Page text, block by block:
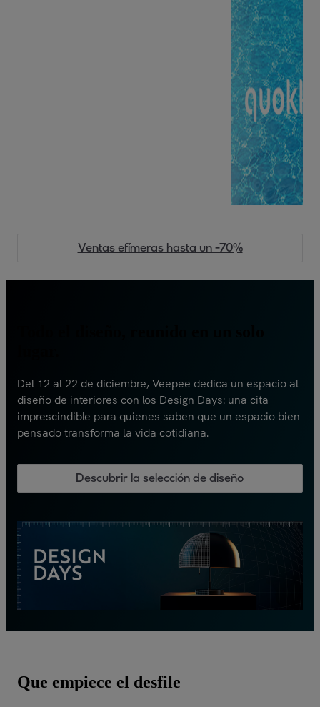
Ventas efímeras hasta un -70%
Del 12 al 22 de diciembre, Veepee dedica un espacio al
diseño de interiores con los Design Days: una cita
imprescindible para quienes saben que un espacio bien
pensado transforma la vida cotidiana.
Descubrir la selección de diseño
Que empiece el desfile